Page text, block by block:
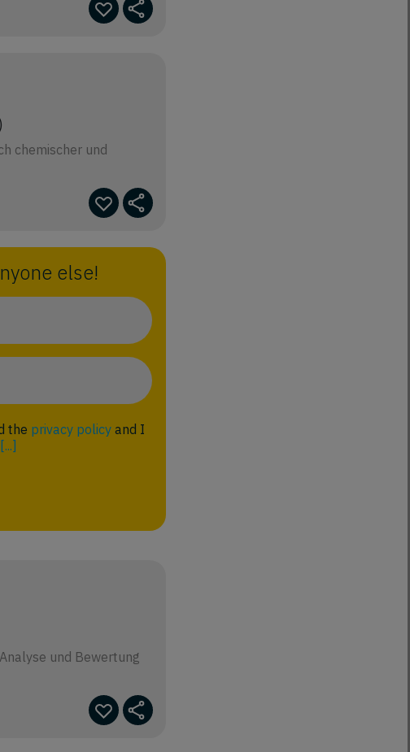
chemischer und
else!
the privacy policy and I
[...]
und Bewertung